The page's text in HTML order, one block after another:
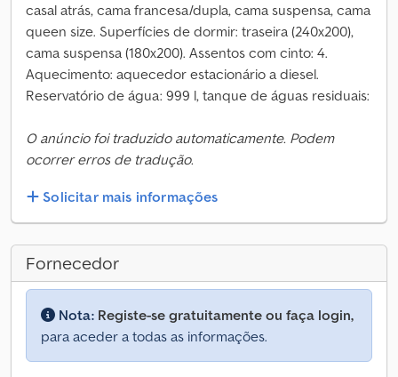
casal atrás, cama francesa/dupla, cama suspensa, cama
queen size. Superfícies de dormir: traseira (240x200),
cama suspensa (180x200). Assentos com cinto: 4.
Aquecimento: aquecedor estacionário a diesel.
Reservatório de água: 999 l, tanque de águas residuais:
O anúncio foi traduzido automaticamente. Podem
ocorrer erros de tradução.
Solicitar mais informações
Fornecedor
Nota: Registe-se gratuitamente ou faça login,
para aceder a todas as informações.